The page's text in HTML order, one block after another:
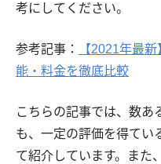
考にしてください。
参考記事：
【2021年最
能・料金を徹底比較
こちらの記事では、数あ
も、一定の評価を得てい
て紹介しています。また